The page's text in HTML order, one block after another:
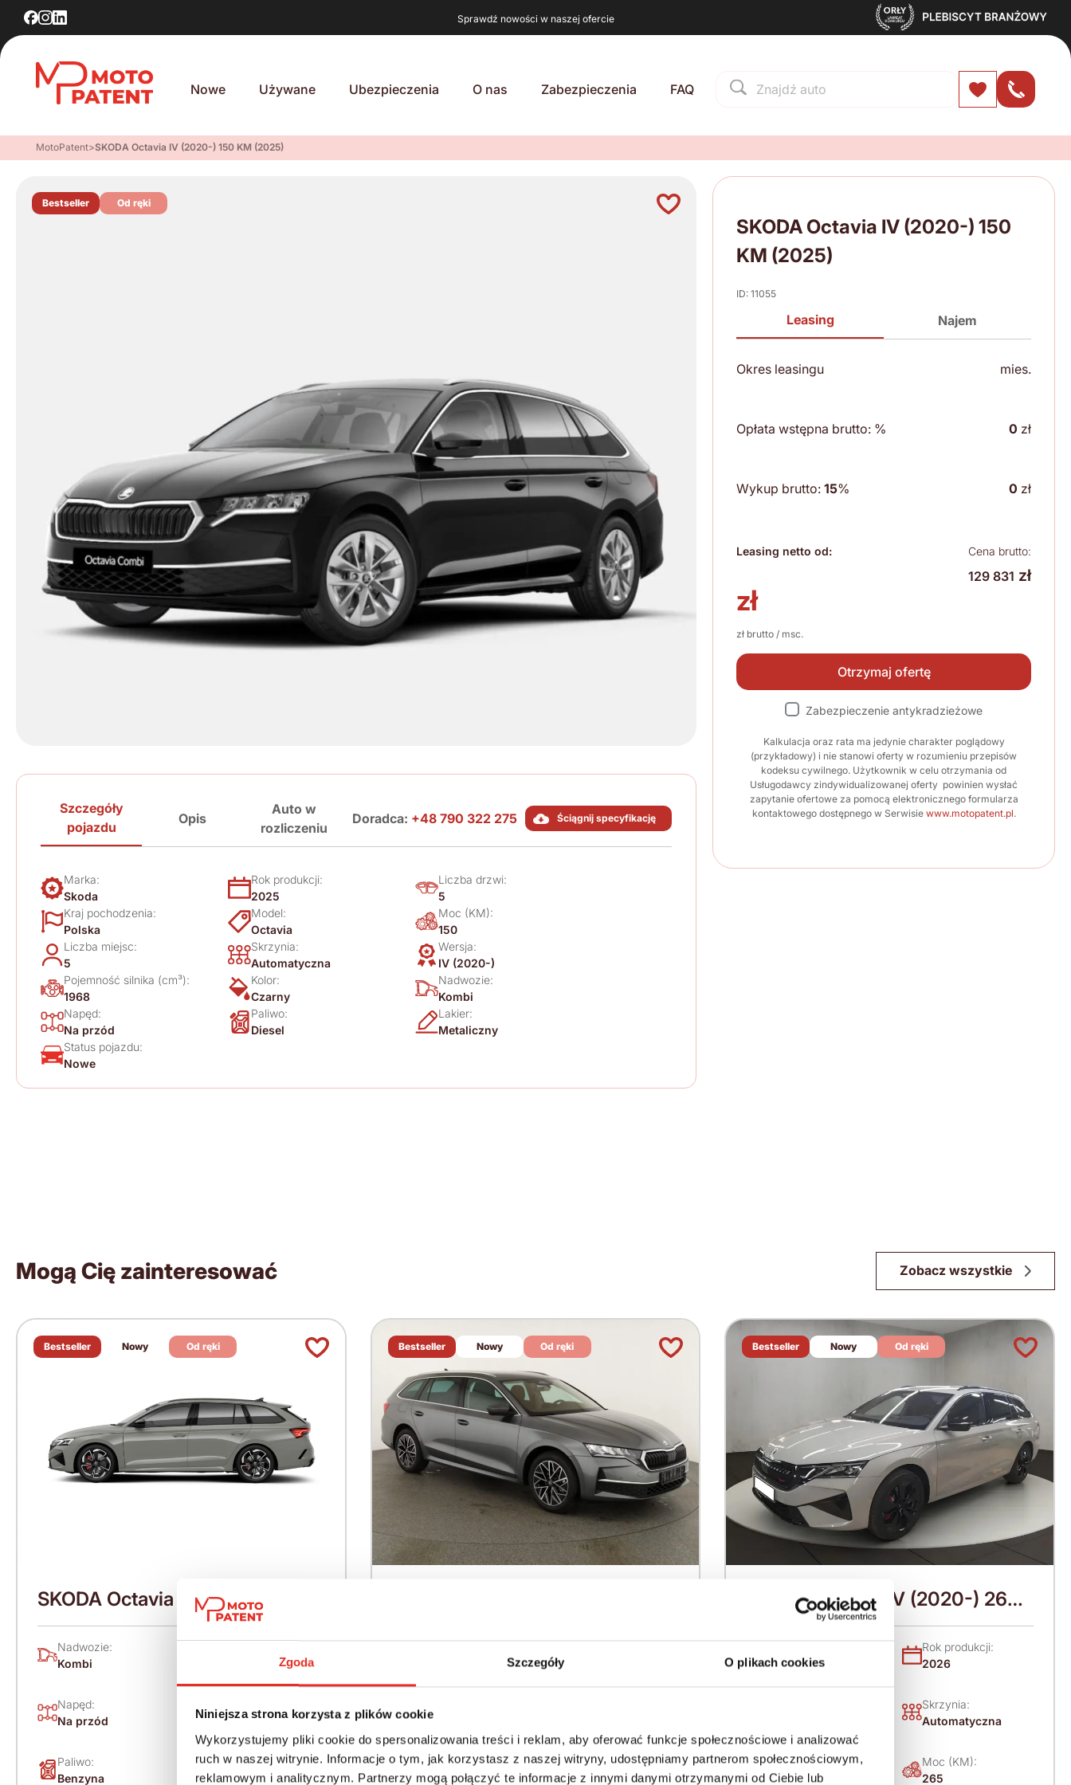
Zgoda Szczegóły O plikach cookies
Niniejsza strona korzysta z plików cookie
Wykorzystujemy pliki cookie do spersonalizowania treści i reklam, aby oferować funkcje społecznościowe i analizować
ruch w naszej witrynie. Informacje o tym, jak korzystasz z naszej witryny, udostępniamy partnerom społecznościowym,
reklamowym i analitycznym. Partnerzy mogą połączyć te informacje z innymi danymi otrzymanymi od Ciebie lub
Sprawdź nowości w naszej ofercie
Nowe Używane Ubezpieczenia O nas Zabezpieczenia FAQ
MotoPatent>SKODA Octavia IV (2020-) 150 KM (2025)
Bestseller Od ręki
SKODA Octavia IV (2020-) 150
KM (2025)
ID: 11055
Leasing Najem
Okres leasingu mies.
Opłata wstępna brutto: % 0 zł
Wykup brutto: 15% 0 zł
Leasing netto od:
zł
zł brutto / msc.
Cena brutto:
129 831 zł
Otrzymaj ofertę
Zabezpieczenie antykradzieżowe
Kalkulacja oraz rata ma jedynie charakter poglądowy
(przykładowy) i nie stanowi oferty w rozumieniu przepisów
kodeksu cywilnego. Użytkownik w celu otrzymania od
Usługodawcy zindywidualizowanej oferty powinien wysłać
zapytanie ofertowe za pomocą elektronicznego formularza
kontaktowego dostępnego w Serwisie www.motopatent.pl.
Szczegóły
pojazdu
Opis
Auto w
rozliczeniu
Doradca: +48 790 322 275 Ściągnij specyfikację
Marka:
Skoda
Rok produkcji:
2025
Liczba drzwi:
5
Kraj pochodzenia:
Polska
Model:
Octavia
Moc (KM):
150
Liczba miejsc:
5
Skrzynia:
Automatyczna
Wersja:
IV (2020-)
Pojemność silnika (cm³):
1968
Kolor:
Czarny
Nadwozie:
Kombi
Napęd:
Na przód
Paliwo:
Diesel
Lakier:
Metaliczny
Status pojazdu:
Nowe
Mogą Cię zainteresować Zobacz wszystkie
Bestseller Nowy Od ręki
SKODA Octavia IV (2020-) 265
KM (2026)
Nadwozie:
Kombi
Napęd:
Na przód
Automatyczna
Paliwo:
Benzyna
Moc (KM):
265
Bestseller Nowy Od ręki
Na przód
Paliwo:
Benzyna
Moc (KM):
150
Bestseller Nowy Od ręki
SKODA Octavia IV (2020-) 265
KM (2026)
Kombi
Rok produkcji:
2026
Skrzynia:
Automatyczna
Paliwo:
Benzyna
Moc (KM):
265